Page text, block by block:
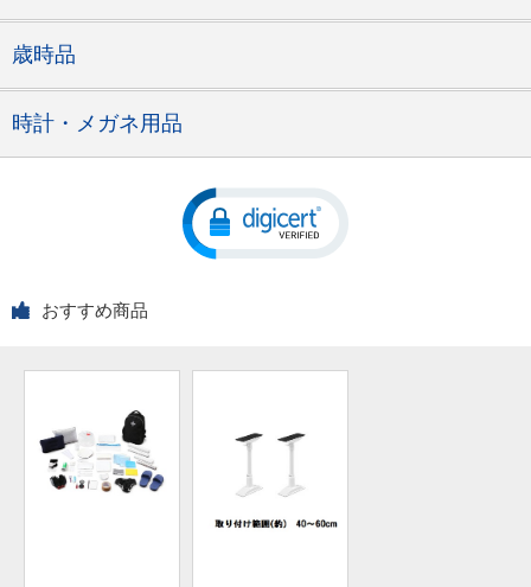
歳時品
時計・メガネ用品
おすすめ商品